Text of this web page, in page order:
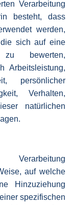
Verarbeitung
besteht, dass
werden,
sich auf eine
bewerten,
Arbeitsleistung,
persönlicher
Verhalten,
natürlichen
auf welche
Hinzuziehung
spezifischen